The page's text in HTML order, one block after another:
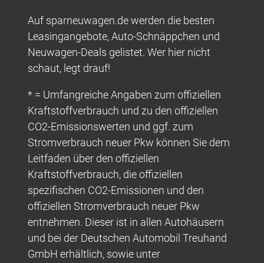
Auf sparneuwagen.de werden die besten
Leasingangebote, Auto-Schnäppchen und
Neuwagen-Deals gelistet. Wer hier nicht
schaut, legt drauf!
* = Umfangreiche Angaben zum offiziellen
Kraftstoffverbrauch und zu den offiziellen
CO2-Emissionswerten und ggf. zum
Stromverbrauch neuer Pkw können Sie dem
Leitfaden über den offiziellen
Kraftstoffverbrauch, die offiziellen
spezifischen CO2-Emissionen und den
offiziellen Stromverbrauch neuer Pkw
entnehmen. Dieser ist in allen Autohäusern
und bei der Deutschen Automobil Treuhand
GmbH erhältlich, sowie unter